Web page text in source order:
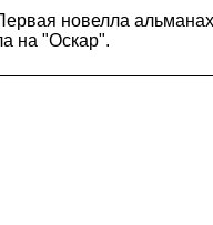
новелла
на "Оскар".